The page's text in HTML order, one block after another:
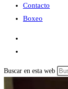
Contacto
Boxeo
Buscar en esta web